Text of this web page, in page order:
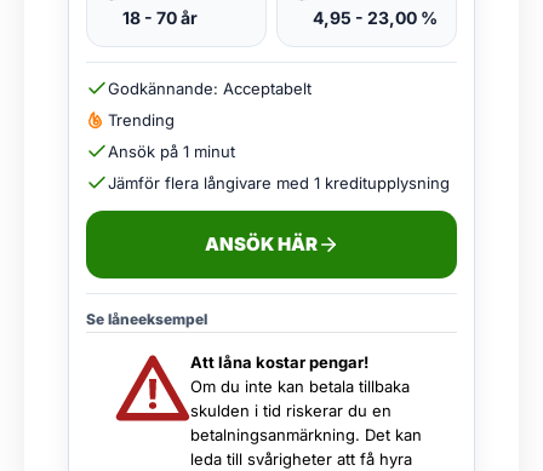
18 - 70 år 4,95 - 23,00 %
Godkännande: Acceptabelt
Trending
Ansök på 1 minut
Jämför flera långivare med 1 kreditupplysning
ANSÖK HÄR
Se låneeksempel
Att låna kostar pengar!
Om du inte kan betala tillbaka
skulden i tid riskerar du en
betalningsanmärkning. Det kan
leda till svårigheter att få hyra